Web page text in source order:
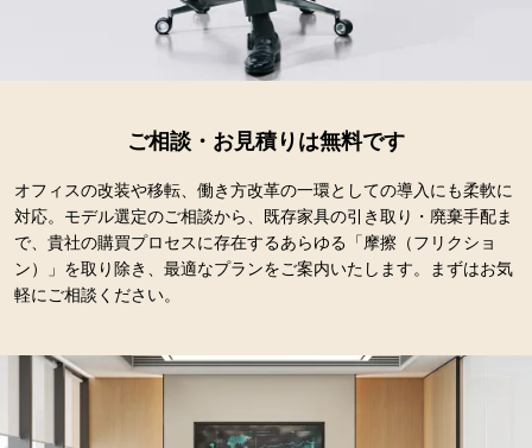
ご相談・お見積りは無料です
オフィスの改装や移転、働き方改革の一環としての導入にも柔軟に
対応。モデル選定のご相談から、既存家具の引き取り・廃棄手配ま
で、貴社の購買プロセスに存在するあらゆる「摩擦（フリクショ
ン）」を取り除き、最適なプランをご案内いたします。まずはお気
軽にご相談ください。